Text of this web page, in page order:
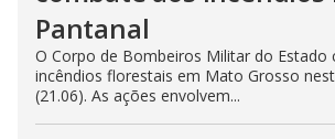
Pantanal
O Corpo de Bombeiros Militar do Estado
incêndios florestais em Mato Grosso
(21.06). As ações envolvem...